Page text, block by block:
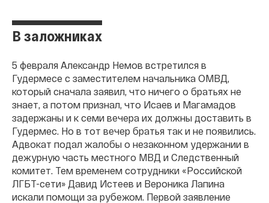
В заложниках
5 февраля Александр Немов встретился в
Гудермесе с заместителем начальника ОМВД,
который сначала заявил, что ничего о братьях не
знает, а потом признал, что Исаев и Магамадов
задержаны и к семи вечера их должны доставить в
Гудермес. Но в тот вечер братья так и не появились.
Адвокат подал жалобы о незаконном удержании в
дежурную часть местного МВД и Следственный
комитет. Тем временем сотрудники «Российской
ЛГБТ-сети» Давид Истеев и Вероника Лапина
искали помощи за рубежом. Первой заявление